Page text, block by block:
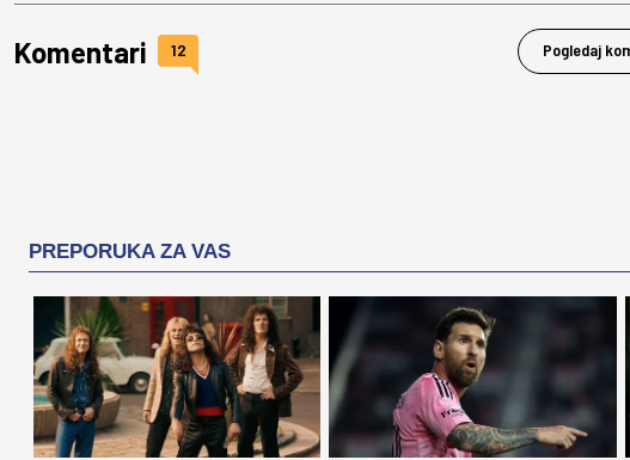
Komentari 12 Pogledaj
PREPORUKA ZA VAS